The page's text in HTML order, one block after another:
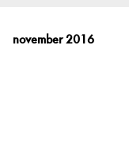
november 2016